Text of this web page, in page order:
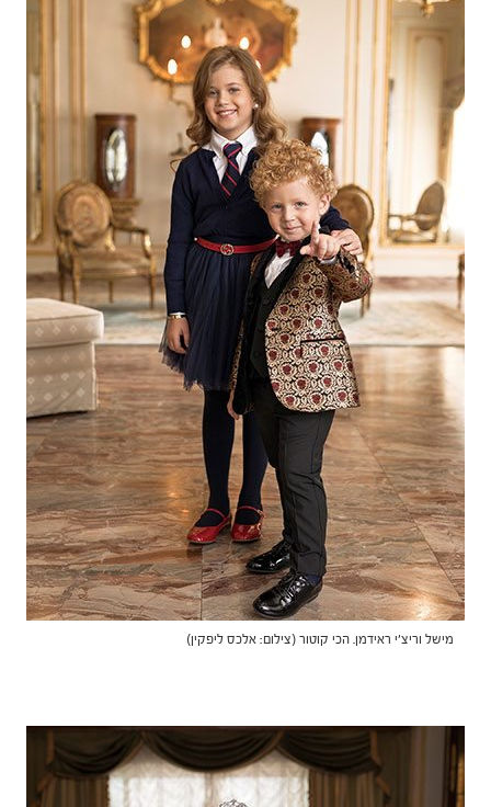
מישל וריצ'י ראידמן. הכי קוטור (צילום: אלכס ליפקין)